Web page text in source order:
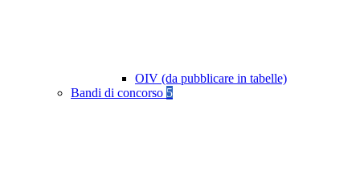
OIV (da pubblicare in tabelle)
Bandi di concorso 5